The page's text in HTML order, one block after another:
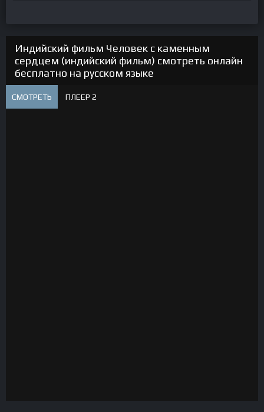
Индийский фильм Человек с каменным
сердцем (индийский фильм) смотреть онлайн
бесплатно на русском языке
СМОТРЕТЬ ПЛЕЕР 2